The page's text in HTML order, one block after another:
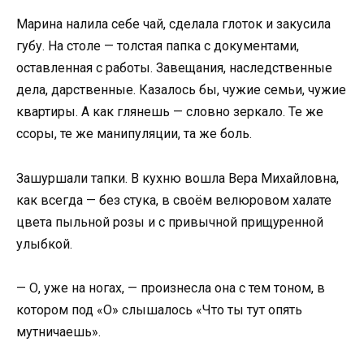
Марина налила себе чай, сделала глоток и закусила
губу. На столе — толстая папка с документами,
оставленная с работы. Завещания, наследственные
дела, дарственные. Казалось бы, чужие семьи, чужие
квартиры. А как глянешь — словно зеркало. Те же
ссоры, те же манипуляции, та же боль.
Зашуршали тапки. В кухню вошла Вера Михайловна,
как всегда — без стука, в своём велюровом халате
цвета пыльной розы и с привычной прищуренной
улыбкой.
— О, уже на ногах, — произнесла она с тем тоном, в
котором под «О» слышалось «Что ты тут опять
мутничаешь».